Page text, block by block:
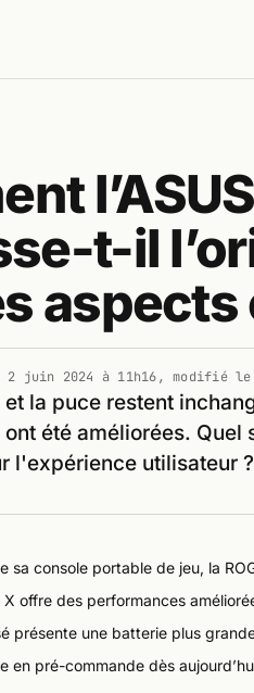
t-il
aspects
2 juin 2024 à 11h16, modifié le
la puce restent
été améliorées. Quel
l'expérience utilisateur ?
sa console portable de jeu, la
offre des performances
présente une batterie plus
en pré-commande dès